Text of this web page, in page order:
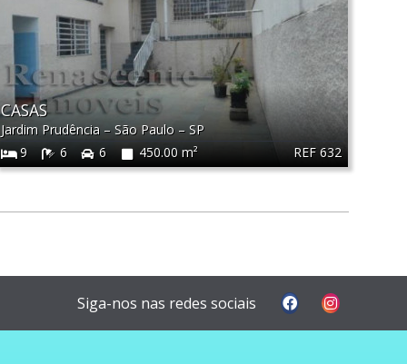
REF 632
CASAS
Jardim Prudência – São Paulo – SP
9
6 6 450.00 m²
Siga-nos nas redes sociais